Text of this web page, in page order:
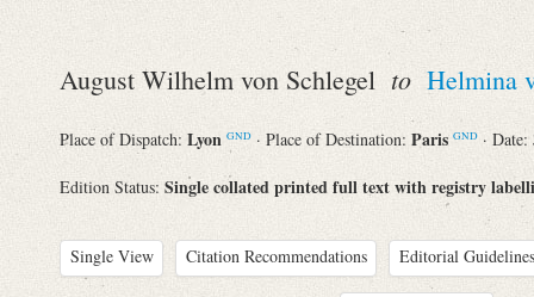
August Wilhelm von Schlegel to Helmina
Place of Dispatch: Lyon GND · Place of Destination: Paris GND · Date:
Edition Status: Single collated printed full text with registry
Single View Citation Recommendations Editorial